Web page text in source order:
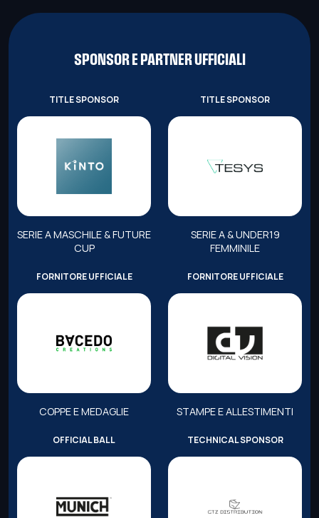
SPONSOR E PARTNER UFFICIALI
TITLE SPONSOR
SERIE A MASCHILE & FUTURE
CUP
TITLE SPONSOR
SERIE A & UNDER19
FEMMINILE
FORNITORE UFFICIALE
COPPE E MEDAGLIE
FORNITORE UFFICIALE
STAMPE E ALLESTIMENTI
OFFICIAL BALL TECHNICAL SPONSOR